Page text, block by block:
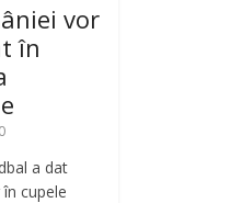
vor
în
0
a dat
cupele